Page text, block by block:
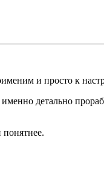
и просто к
детально
понятнее.